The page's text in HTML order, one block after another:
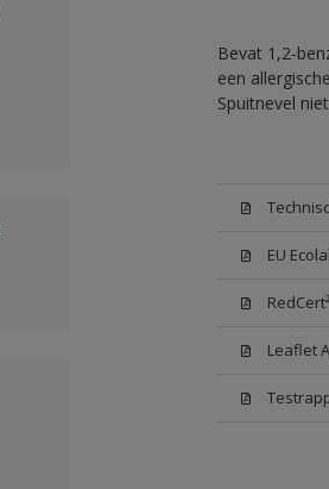
Bevat 1,2-
een
Spuitnevel
EU
Leaflet